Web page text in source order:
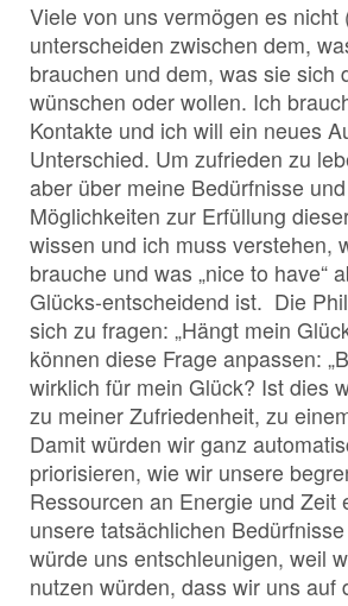
Viele von uns vermögen es nicht
unterscheiden zwischen dem,
brauchen und dem, was sie sich
wünschen oder wollen. Ich
Kontakte und ich will ein neues
Unterschied. Um zufrieden zu
aber über meine Bedürfnisse
Möglichkeiten zur Erfüllung
wissen und ich muss verstehen,
brauche und was „nice to have“
Glücks-entscheidend ist. Die
sich zu fragen: „Hängt mein
können diese Frage anpassen:
wirklich für mein Glück? Ist dies
zu meiner Zufriedenheit, zu
Damit würden wir ganz
priorisieren, wie wir unsere
Ressourcen an Energie und Zeit
unsere tatsächlichen
würde uns entschleunigen, weil
nutzen würden, dass wir uns auf